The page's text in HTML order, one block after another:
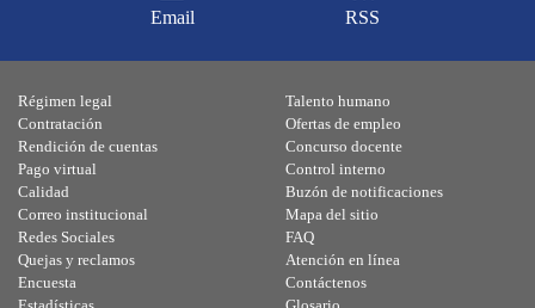
Email RSS
Régimen legal
Contratación
Rendición de cuentas
Pago virtual
Calidad
Talento humano
Ofertas de empleo
Concurso docente
Control interno
Buzón de notificaciones
Correo institucional
Redes Sociales
Quejas y reclamos
Encuesta
Mapa del sitio
FAQ
Atención en línea
Contáctenos